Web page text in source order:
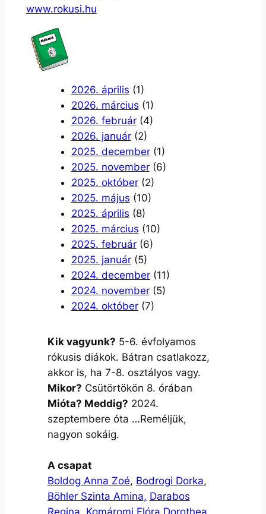
www.rokusi.hu
2026. április (1)
2026. március (1)
2026. február(4)
2026. január(2)
2025. december(1)
2025. november(6)
2025. október(2)
2025. május (10)
2025. április (8)
2025. március (10)
2025. február(6)
2025. január(5)
2024. december(11)
2024. november(5)
2024. október(7)
Kik vagyunk? 5-6. évfolyamos
rókusis diákok. Bátran csatlakozz,
akkor is, ha 7-8. osztályos vagy.
Mikor? Csütörtökön 8. órában
Mióta? Meddig? 2024.
szeptembere óta …Reméljük,
nagyon sokáig.
A csapat
Boldog Anna Zoé, Bodrogi Dorka,
Böhler Szinta Amina, Darabos
Regina Komáromi Flóra Dorothea,